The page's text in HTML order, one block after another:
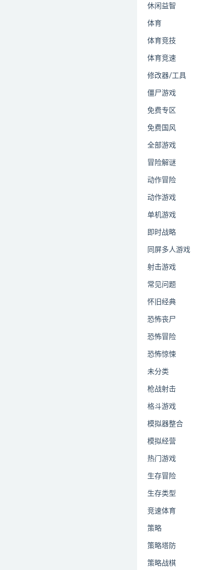
休闲益智
体育
体育竞技
体育竞速
修改器/工具
僵尸游戏
免费专区
免费国风
全部游戏
冒险解谜
动作冒险
动作游戏
单机游戏
即时战略
同屏多人游戏
射击游戏
常见问题
怀旧经典
恐怖丧尸
恐怖冒险
恐怖惊悚
未分类
枪战射击
格斗游戏
模拟器整合
模拟经营
热门游戏
生存冒险
生存类型
竞速体育
策略
策略塔防
策略战棋